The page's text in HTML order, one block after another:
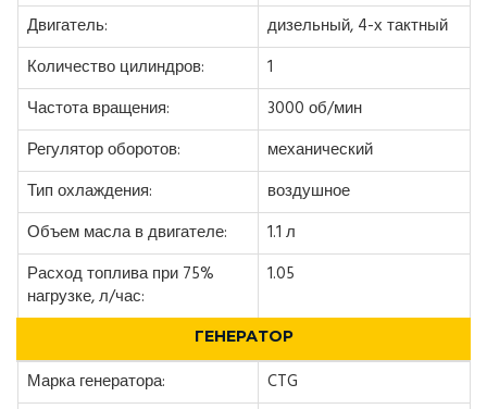
Двигатель:
дизельный, 4-х тактный
Количество цилиндров:
1
Частота вращения:
3000 об/мин
Регулятор оборотов:
механический
Тип охлаждения:
воздушное
Объем масла в двигателе:
1.1 л
Расход топлива при 75%
нагрузке, л/час:
1.05
ГЕНЕРАТОР
Марка генератора:
CTG